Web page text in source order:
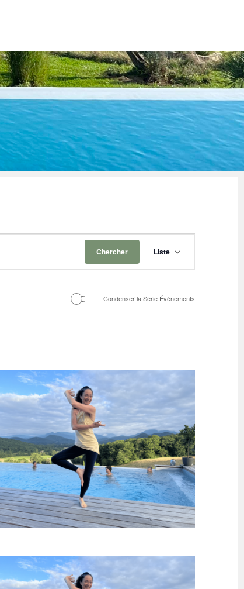
Chercher Liste
Condenser la Série Évènements